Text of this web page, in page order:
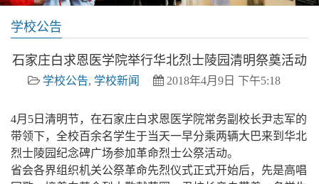
学校公告
石家庄白求恩医学院举行华北烈士陵园清明祭奠活动
学校公告, 学校新闻 2018年4月9日 下午5:18
4月5日清明节，在石家庄白求恩医学院常务副校长尹志军的
带领下，全校百余名学生于当天一早分乘两辆大巴来到华北
烈士陵园纪念碑广场参加革命烈士公祭活动。
省会各界组织机关公祭革命先烈仪式正式开始后，先是高唱